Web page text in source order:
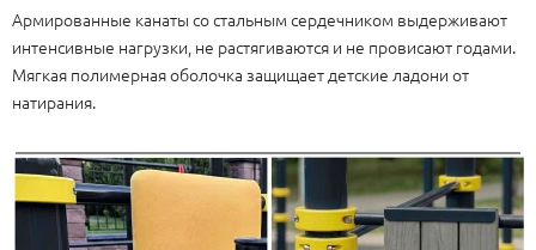
Армированные канаты со стальным сердечником выдерживают
интенсивные нагрузки, не растягиваются и не провисают годами.
Мягкая полимерная оболочка защищает детские ладони от
натирания.